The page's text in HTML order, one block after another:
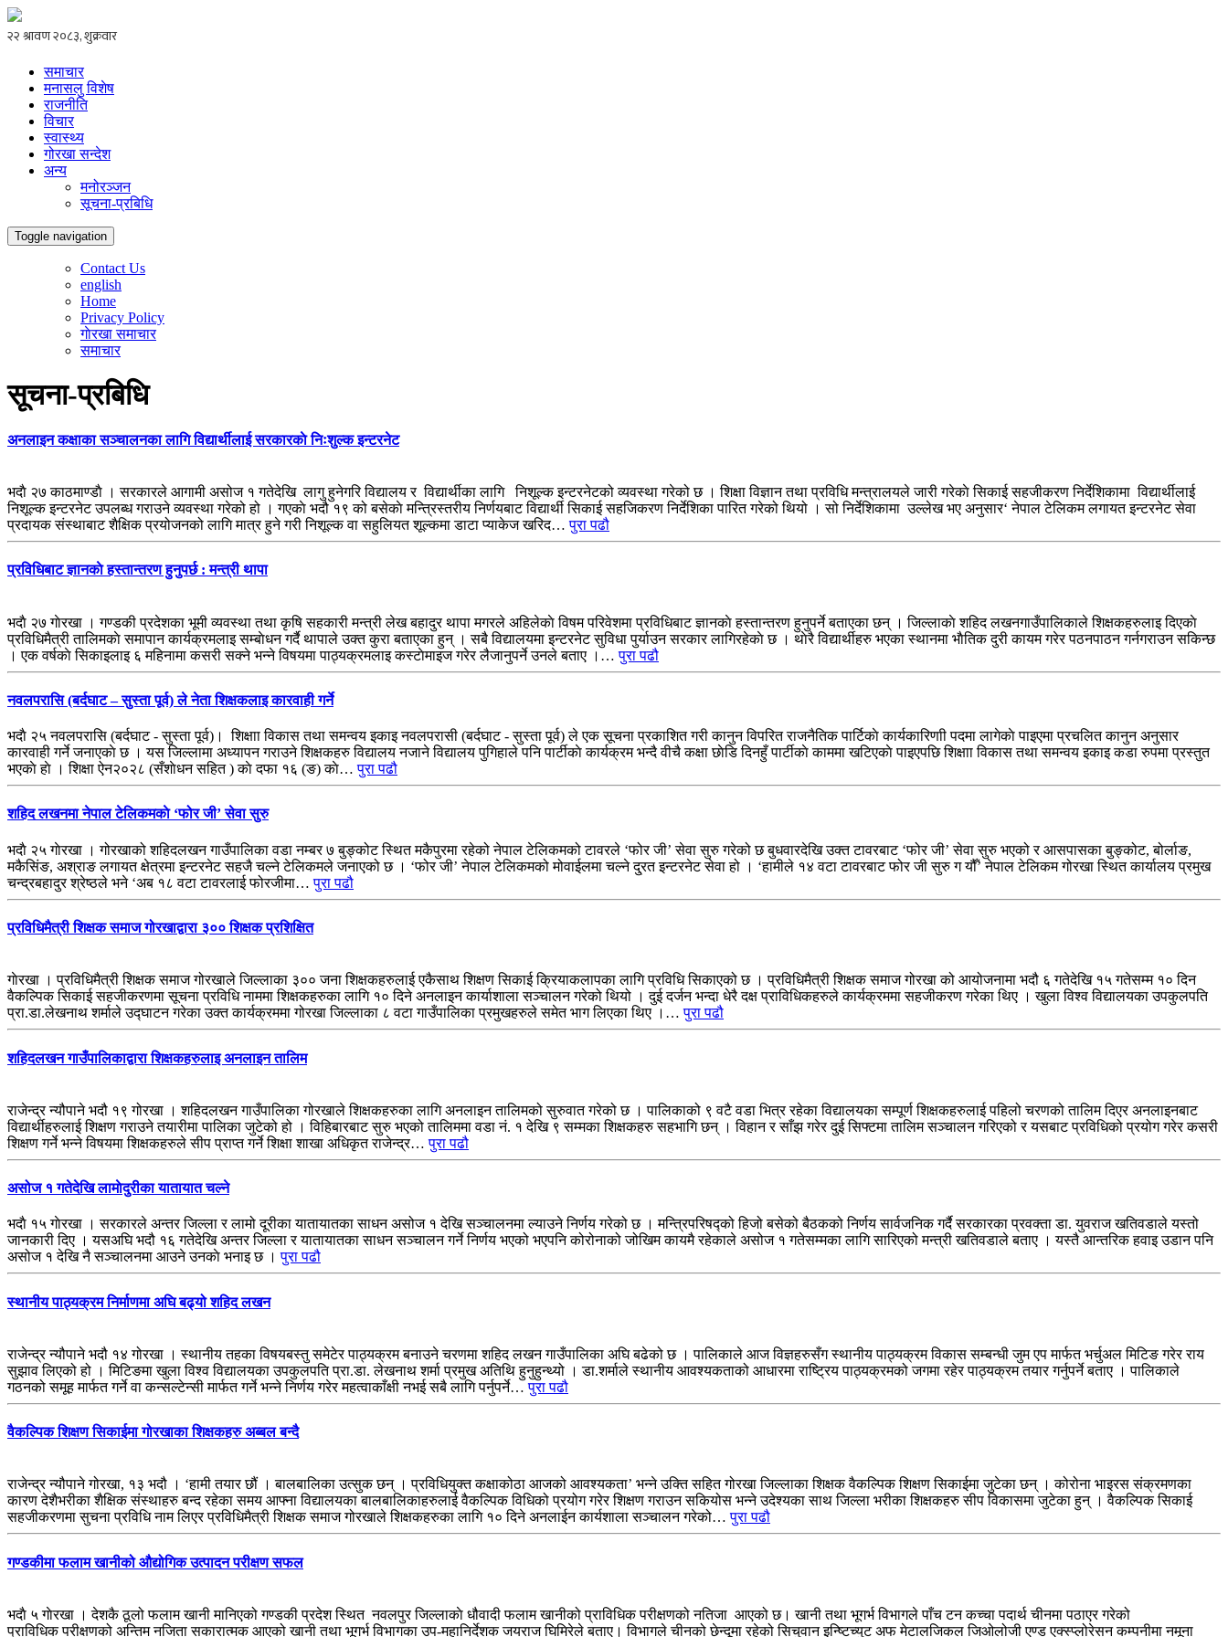
समाचार
मनासलु विशेष
राजनीति
विचार
स्वास्थ्य
गोरखा सन्देश
अन्य
मनोरञ्जन
सूचना-प्रबिधि
Toggle navigation
Contact Us
english
Home
Privacy Policy
गाेरखा समाचार
समाचार
सूचना-प्रबिधि
अनलाइन कक्षाका सञ्चालनका लागि विद्यार्थीलाई सरकारकाे निःशुल्क इन्टरनेट
भदाै २७ काठमाण्डाै । सरकारले आगामी असोज १ गतेदेखि लागु हुनेगरि विद्यालय र विद्यार्थीका लागि निशूल्क इन्टरनेटको व्यवस्था गरेको छ । शिक्षा विज्ञान तथा प्रविधि मन्त्रालयले जारी गरेकाे सिकाई सहजीकरण निर्देशिकामा विद्यार्थीलाई
निशूल्क इन्टरनेट उपलब्ध गराउने व्यवस्था गरेको हो । गएकाे भदौ १९ को बसेकाे मन्त्रिस्तरीय निर्णयबाट विद्यार्थी सिकाई सहजिकरण निर्देशिका पारित गरेको थियो । सो निर्देशिकामा उल्लेख भए अनुसार‘ नेपाल टेलिकम लगायत इन्टरनेट सेवा
प्रदायक संस्थाबाट शैक्षिक प्रयोजनको लागि मात्र हुने गरी निशूल्क वा सहुलियत शूल्कमा डाटा प्याकेज खरिद…पुरा पढौ
प्रविधिबाट ज्ञानकाे हस्तान्तरण हुनुपर्छ : मन्त्री थापा
भदाै २७ गाेरखा । गण्डकी प्रदेशका भूमी व्यवस्था तथा कृषि सहकारी मन्त्री लेख बहादुर थापा मगरले अहिलेकाे विषम परिवेशमा प्रविधिबाट ज्ञानकाे हस्तान्तरण हुनुपर्ने बताएका छन् । जिल्लाकाे शहिद लखनगाउँपालिकाले शिक्षकहरुलाइ दिएकाे
प्रविधिमैत्री तालिमकाे समापान कार्यक्रमलाइ सम्बाेधन गर्दै थापाले उक्त कुरा बताएका हुन् । सबै विद्यालयमा इन्टरनेट सुविधा पुर्याउन सरकार लागिरहेकाे छ । थाेरै विद्यार्थीहरु भएका स्थानमा भाैतिक दुरी कायम गरेर पठनपाठन गर्नगराउन सकिन्छ
। एक वर्षकाे सिकाइलाइ ६ महिनामा कसरी सक्ने भन्ने विषयमा पाठ्यक्रमलाइ कस्टाेमाइज गरेर लैजानुपर्ने उनले बताए ।…पुरा पढौ
नवलपरासि (बर्दघाट – सुस्ता पूर्व) ले नेता शिक्षकलाइ कारवाही गर्ने
भदाै २५ नवलपरासि (बर्दघाट - सुस्ता पूर्व)। शिक्षाा विकास तथा समन्वय इकाइ नवलपरासी (बर्दघाट - सुस्ता पूर्व) ले एक सूचना प्रकाशित गरी कानुन विपरित राजनैतिक पार्टिकाे कार्यकारिणाी पदमा लागेकाे पाइएमा प्रचलित कानुन अनुसार
कारवाही गर्ने जनाएकाे छ । यस जिल्लामा अध्यापन गराउने शिक्षकहरु विद्यालय नजाने विद्यालय पुगिहाले पनि पार्टीकाे कार्यक्रम भन्दै वीचै कक्षा छाेडि दिनहुँ पार्टीकाे काममा खटिएकाे पाइएपछि शिक्षाा विकास तथा समन्वय इकाइ कडा रुपमा प्रस्तुत
भएकाे हाे । शिक्षा ऐन२०२८ (सँशाेधन सहित ) काे दफा १६ (ङ) काे…पुरा पढौ
शहिद लखनमा नेपाल टेलिकमकाे ‘फोर जी’ सेवा सुरु
भदाै २५ गाेरखा । गोरखाको शहिदलखन गाउँपालिका वडा नम्बर ७ बुङ्कोट स्थित मकैपुरमा रहेको नेपाल टेलिकमको टावरले ‘फोर जी’ सेवा सुरु गरेको छ बुधवारदेखि उक्त टावरबाट ‘फोर जी’ सेवा सुरु भएको र आसपासका बुङ्कोट, बोर्लाङ,
मकैसिंङ, अश्राङ लगायत क्षेत्रमा इन्टरनेट सहजै चल्ने टेलिकमले जनाएको छ । ‘फोर जी’ नेपाल टेलिकमको मोवाईलमा चल्ने दु्रत इन्टरनेट सेवा हो । ‘हामीले १४ वटा टावरबाट फोर जी सुरु ग यौँ’ नेपाल टेलिकम गोरखा स्थित कार्यालय प्रमुख
चन्द्रबहादुर श्रेष्ठले भने ‘अब १८ वटा टावरलाई फोरजीमा…पुरा पढौ
प्रविधिमैत्री शिक्षक समाज गोरखाद्वारा ३०० शिक्षक प्रशिक्षित
गाेरखा । प्रविधिमैत्री शिक्षक समाज गोरखाले जिल्लाका ३०० जना शिक्षकहरुलाई एकैसाथ शिक्षण सिकाई क्रियाकलापका लागि प्रविधि सिकाएको छ । प्रविधिमैत्री शिक्षक समाज गोरखा को आयोजनामा भदौ ६ गतेदेखि १५ गतेसम्म १० दिन
वैकल्पिक सिकाई सहजीकरणमा सूचना प्रविधि नाममा शिक्षकहरुका लागि १० दिने अनलाइन कार्याशाला सञ्चालन गरेको थियो । दुई दर्जन भन्दा धेरै दक्ष प्राविधिकहरुले कार्यक्रममा सहजीकरण गरेका थिए । खुला विश्व विद्यालयका उपकुलपति
प्रा.डा.लेखनाथ शर्माले उद्घाटन गरेका उक्त कार्यक्रममा गोरखा जिल्लाका ८ वटा गाउँपालिका प्रमुखहरुले समेत भाग लिएका थिए ।…पुरा पढौ
शहिदलखन गाउँपालिकाद्वारा शिक्षकहरुलाइ अनलाइन तालिम
राजेन्द्र न्यौपाने भदौ १९ गोरखा । शहिदलखन गाउँपालिका गोरखाले शिक्षकहरुका लागि अनलाइन तालिमको सुरुवात गरेको छ । पालिकाको ९ वटै वडा भित्र रहेका विद्यालयका सम्पूर्ण शिक्षकहरुलाई पहिलो चरणको तालिम दिएर अनलाइनबाट
विद्यार्थीहरुलाई शिक्षण गराउने तयारीमा पालिका जुटेको हो । विहिबारबाट सुरु भएको तालिममा वडा नं. १ देखि ९ सम्मका शिक्षकहरु सहभागि छन् । विहान र साँझ गरेर दुई सिफ्टमा तालिम सञ्चालन गरिएको र यसबाट प्रविधिको प्रयोग गरेर कसरी
शिक्षण गर्ने भन्ने विषयमा शिक्षकहरुले सीप प्राप्त गर्ने शिक्षा शाखा अधिकृत राजेन्द्र…पुरा पढौ
असोज १ गतेदेखि लामाेदुरीका यातायात चल्ने
भदाै १५ गाेरखा । सरकारले अन्तर जिल्ला र लामो दूरीका यातायातका साधन असोज १ देखि सञ्चालनमा ल्याउने निर्णय गरेको छ । मन्त्रिपरिषद्को हिजो बसेको बैठकको निर्णय सार्वजनिक गर्दै सरकारका प्रवक्ता डा. युवराज खतिवडाले यस्तो
जानकारी दिए । यसअघि भदौ १६ गतेदेखि अन्तर जिल्ला र यातायातका साधन सञ्चालन गर्ने निर्णय भएको भएपनि कोरोनाको जोखिम कायमै रहेकाले असोज १ गतेसम्मका लागि सारिएको मन्त्री खतिवडाले बताए । यस्तै आन्तरिक हवाइ उडान पनि
असोज १ देखि नै सञ्चालनमा आउने उनकाे भनाइ छ ।पुरा पढौ
स्थानीय पाठ्यक्रम निर्माणमा अघि बढ्यो शहिद लखन
राजेन्द्र न्यौपाने भदौ १४ गोरखा । स्थानीय तहका विषयबस्तु समेटेर पाठ्यक्रम बनाउने चरणमा शहिद लखन गाउँपालिका अघि बढेको छ । पालिकाले आज विज्ञहरुसँग स्थानीय पाठ्यक्रम विकास सम्बन्धी जुम एप मार्फत भर्चुअल मिटिङ गरेर राय
सुझाव लिएको हो । मिटिङमा खुला विश्व विद्यालयका उपकुलपति प्रा.डा. लेखनाथ शर्मा प्रमुख अतिथि हुनुहुन्थ्यो । डा.शर्माले स्थानीय आवश्यकताको आधारमा राष्ट्रिय पाठ्यक्रमको जगमा रहेर पाठ्यक्रम तयार गर्नुपर्ने बताए । पालिकाले
गठनको समूह मार्फत गर्ने वा कन्सल्टेन्सी मार्फत गर्ने भन्ने निर्णय गरेर महत्वाकाँक्षी नभई सबै लागि पर्नुपर्ने…पुरा पढौ
वैकल्पिक शिक्षण सिकाईमा गोरखाका शिक्षकहरु अब्बल बन्दै
राजेन्द्र न्यौपाने गोरखा, १३ भदौ । ‘हामी तयार छौं । बालबालिका उत्सुक छन् । प्रविधियुक्त कक्षाकोठा आजको आवश्यकता’ भन्ने उक्ति सहित गोरखा जिल्लाका शिक्षक वैकल्पिक शिक्षण सिकाईमा जुटेका छन् । कोरोना भाइरस संक्रमणका
कारण देशैभरीका शैक्षिक संस्थाहरु बन्द रहेका समय आफ्ना विद्यालयका बालबालिकाहरुलाई वैकल्पिक विधिको प्रयोग गरेर शिक्षण गराउन सकियोस भन्ने उदेश्यका साथ जिल्ला भरीका शिक्षकहरु सीप विकासमा जुटेका हुन् । वैकल्पिक सिकाई
सहजीकरणमा सुचना प्रविधि नाम लिएर प्रविधिमैत्री शिक्षक समाज गोरखाले शिक्षकहरुका लागि १० दिने अनलाईन कार्यशाला सञ्चालन गरेको…पुरा पढौ
गण्डकीमा फलाम खानीको औद्योगिक उत्पादन परीक्षण सफल
भदाै ५ गाेरखा । देशकै ठूलो फलाम खानी मानिएको गण्डकी प्रदेश स्थित नवलपुर जिल्लाकाे धौवादी फलाम खानीको प्राविधिक परीक्षणको नतिजा आएको छ। खानी तथा भूगर्भ विभागले पाँच टन कच्चा पदार्थ चीनमा पठाएर गरेको
प्राविधिक परीक्षणको अन्तिम नजिता सकारात्मक आएको खानी तथा भूगर्भ विभागका उप-महानिर्देशक जयराज घिमिरेले बताए। विभागले चीनको छेन्दूमा रहेको सिचुवान इन्ष्टिच्युट अफ मेटालजिकल जिओलोजी एण्ड एक्स्प्लोरेसन कम्पनीमा नमूना